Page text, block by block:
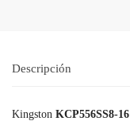
Descripción
Kingston KCP556SS8-16